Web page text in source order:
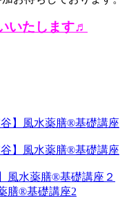
いたします♬
】風水薬膳®基礎講座
】風水薬膳®基礎講座
風水薬膳®基礎講座２
膳®︎基礎講座2